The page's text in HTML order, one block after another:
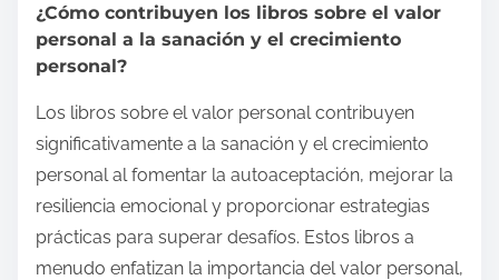
¿Cómo contribuyen los libros sobre el valor
personal a la sanación y el crecimiento
personal?
Los libros sobre el valor personal contribuyen
significativamente a la sanación y el crecimiento
personal al fomentar la autoaceptación, mejorar la
resiliencia emocional y proporcionar estrategias
prácticas para superar desafíos. Estos libros a
menudo enfatizan la importancia del valor personal,